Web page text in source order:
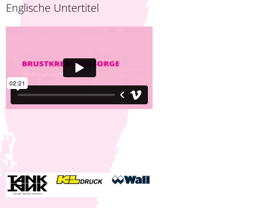
Englische Untertitel